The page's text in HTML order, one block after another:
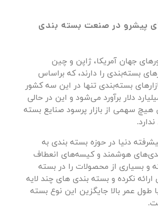
پیشرو در صنعت بسته بندی
جهان آمریکا، ژاپن و چین
بسته‌بندی را دارند، که براساس
بسته‌بندی تنها در این سه کشور
از 220 میلیارد دلار برآورد می‌شود و این در حالی
هیچ سهمی از بازار پرسود صنایع بسته
دنیا در حوزه بسته بندی به
هوشمند و کیسه‌های انعطاف
و بسیاری از محصولات را در بسته
نکرده و بسته بندی های چند لایه
طول عمر بالا جایگزین این نوع بسته